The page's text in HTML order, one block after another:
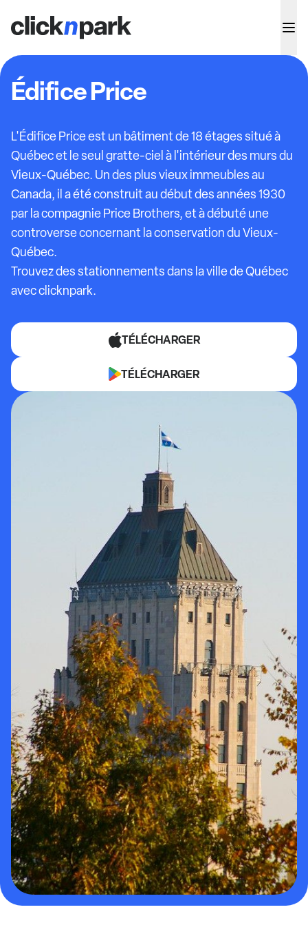
Édifice Price
L'Édifice Price est un bâtiment de 18 étages situé à
Québec et le seul gratte-ciel à l'intérieur des murs du
Vieux-Québec. Un des plus vieux immeubles au
Canada, il a été construit au début des années 1930
par la compagnie Price Brothers, et à débuté une
controverse concernant la conservation du Vieux-
Québec.
Trouvez des stationnements dans la ville de Québec
avec clicknpark.
TÉLÉCHARGER
TÉLÉCHARGER